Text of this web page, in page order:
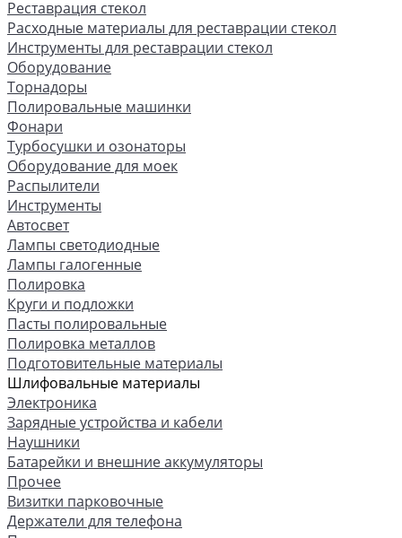
Реставрация стекол
Расходные материалы для реставрации стекол
Инструменты для реставрации стекол
Оборудование
Торнадоры
Полировальные машинки
Фонари
Турбосушки и озонаторы
Оборудование для моек
Распылители
Инструменты
Автосвет
Лампы светодиодные
Лампы галогенные
Полировка
Круги и подложки
Пасты полировальные
Полировка металлов
Подготовительные материалы
Шлифовальные материалы
Электроника
Зарядные устройства и кабели
Наушники
Батарейки и внешние аккумуляторы
Прочее
Визитки парковочные
Держатели для телефона